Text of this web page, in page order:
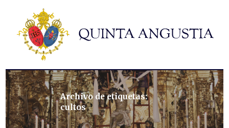
Hermandad
Titulares
Historia y patrimonio
Noticias
Contacto
Formularios
Archivo de etiquetas:
cultos